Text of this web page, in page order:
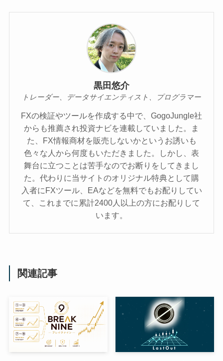
黒田悠介
トレーダー、データサイエンティスト、プログラマー
FXの検証やツールを作成する中で、GogoJungle社
からも推薦され投資ナビを連載していました。ま
た、FX情報商材を販売しないかというお誘いも
色々な人から何度もいただきました。しかし、表
舞台に立つことは苦手なのでお断りをしてきまし
た。代わりに当サイトのオリジナル特典として購
入者にFXツール、EAなどを無料でもお配りしてい
て、これまでに累計2400人以上の方にお配りして
います。
関連記事